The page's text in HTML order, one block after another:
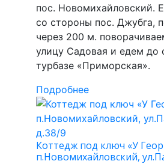
пос. Новомихайловский.
со стороны пос. Джубга,
через 200 м.
улицу Садовая и едем до
турбазе «Приморская».
Подробнее
Коттедж под ключ «У
п.Новомихайловский,